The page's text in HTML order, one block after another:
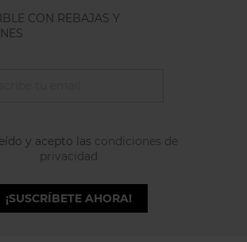
CON REBAJAS Y
y acepto las condiciones de
privacidad
¡SUSCRÍBETE AHORA!